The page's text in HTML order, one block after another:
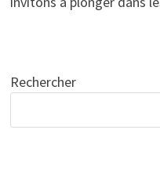
Rechercher